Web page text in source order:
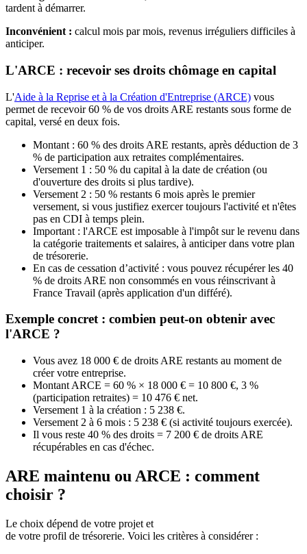
tardent à démarrer.
Inconvénient : calcul mois par mois, revenus irréguliers difficiles à
anticiper.
L'ARCE : recevoir ses droits chômage en capital
L'Aide à la Reprise et à la Création d'Entreprise (ARCE) vous
permet de recevoir 60 % de vos droits ARE restants sous forme de
capital, versé en deux fois.
Montant : 60 % des droits ARE restants, après déduction de 3
% de participation aux retraites complémentaires.
Versement 1 : 50 % du capital à la date de création (ou
d'ouverture des droits si plus tardive).
Versement 2 : 50 % restants 6 mois après le premier
versement, si vous justifiez exercer toujours l'activité et n'êtes
pas en CDI à temps plein.
Important : l'ARCE est imposable à l'impôt sur le revenu dans
la catégorie traitements et salaires, à anticiper dans votre plan
de trésorerie.
En cas de cessation d’activité : vous pouvez récupérer les 40
% de droits ARE non consommés en vous réinscrivant à
France Travail (après application d'un différé).
Exemple concret : combien peut-on obtenir avec
l'ARCE ?
Vous avez 18 000 € de droits ARE restants au moment de
créer votre entreprise.
Montant ARCE = 60 % × 18 000 € = 10 800 €, 3 %
(participation retraites) = 10 476 € net.
Versement 1 à la création : 5 238 €.
Versement 2 à 6 mois : 5 238 € (si activité toujours exercée).
Il vous reste 40 % des droits = 7 200 € de droits ARE
récupérables en cas d'échec.
ARE maintenu ou ARCE : comment
choisir ?
Le choix dépend de votre projet et
de votre profil de trésorerie. Voici les critères à considérer :